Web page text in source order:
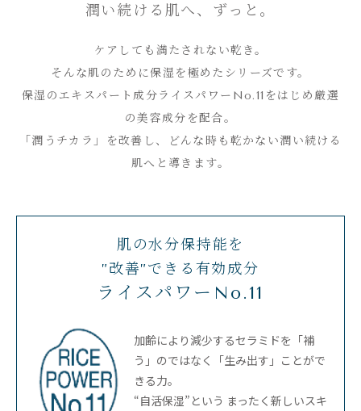
潤い続ける肌へ、ずっと。
ケアしても満たされない乾き。
そんな肌のために保湿を極めたシリーズです。
保湿のエキスパート成分ライスパワーNo.11をはじめ厳選
の美容成分を配合。
「潤うチカラ」を改善し、どんな時も乾かない潤い続ける
肌へと導きます。
肌の水分保持能を
”改善”できる有効成分
ライスパワーNo.11
加齢により減少するセラミドを「補
う」のではなく「生み出す」ことがで
きる力。
“自活保湿”という まったく新しいスキ